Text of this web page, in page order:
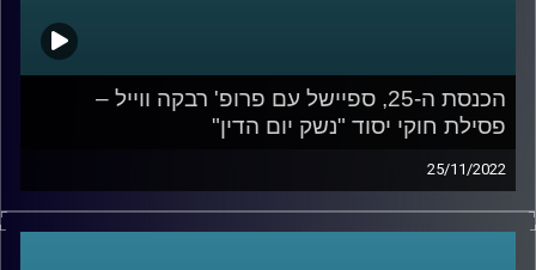
הכנסת ה-25, ספיישל עם פרופ' רבקה ווייל –
פסילת חוקי יסוד "נשק יום הדין"
25/11/2022
בתקופה האחרונה סוגיות חוקתיות רבות עלו לראש סדר היום
הציבורי: פסקת ההתגברות, סמכויות בית המשפט העליון, ראש